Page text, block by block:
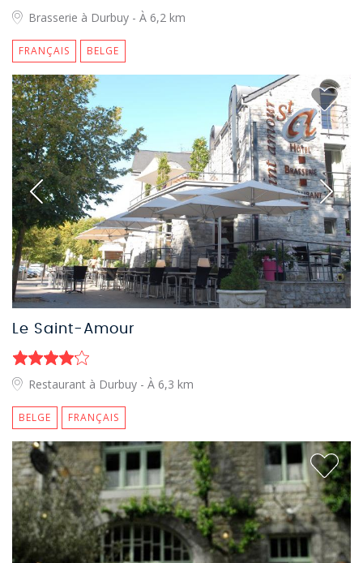
Brasserie à Durbuy - À 6,2 km
FRANÇAIS BELGE
Le Saint-Amour
Restaurant à Durbuy - À 6,3 km
BELGE FRANÇAIS